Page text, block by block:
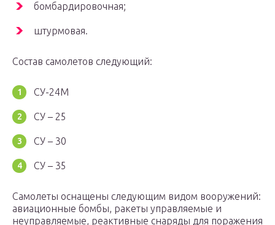
бомбардировочная;
штурмовая.
Состав самолетов следующий:
СУ-24М
СУ – 25
СУ – 30
СУ – 35
Самолеты оснащены следующим видом вооружений:
авиационные бомбы, ракеты управляемые и
неуправляемые, реактивные снаряды для поражения